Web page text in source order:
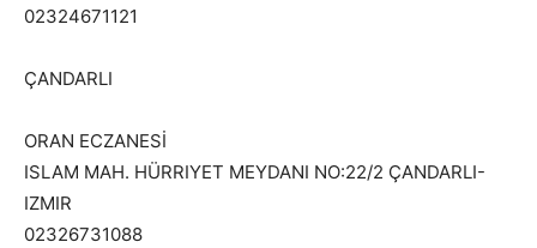
02324671121
ÇANDARLI
ORAN ECZANESİ
ISLAM MAH. HÜRRIYET MEYDANI NO:22/2 ÇANDARLI-
IZMIR
02326731088